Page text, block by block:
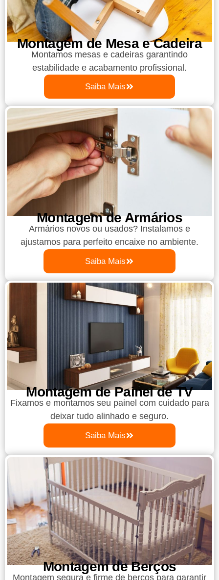
Montagem de Mesa e Cadeira
Montamos mesas e cadeiras garantindo
estabilidade e acabamento profissional.
Saiba Mais
Montagem de Armários
Armários novos ou usados? Instalamos e
ajustamos para perfeito encaixe no ambiente.
Saiba Mais
Montagem de Painel de TV
Fixamos e montamos seu painel com cuidado para
deixar tudo alinhado e seguro.
Saiba Mais
Montagem de Berços
Montagem segura e firme de berços para garantir